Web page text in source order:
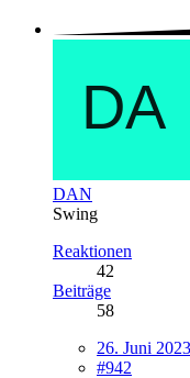
DAN
Swing
Reaktionen
42
Beiträge
58
26. Juni
#942